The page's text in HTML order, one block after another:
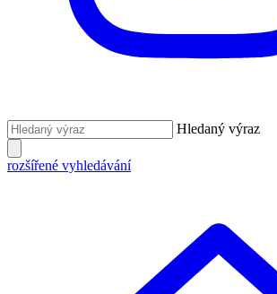
Hledaný výraz
rozšířené vyhledávání